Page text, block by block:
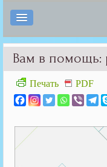
Вам в помощь:
Печать PDF